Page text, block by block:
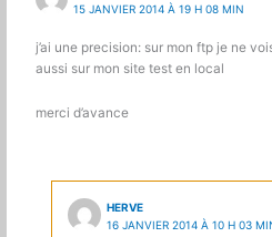
15 JANVIER 2014 À 19 H 08 MIN
j’ai une precision: sur mon ftp je ne
aussi sur mon site test en local
merci d’avance
HERVE
16 JANVIER 2014 À 10 H 03